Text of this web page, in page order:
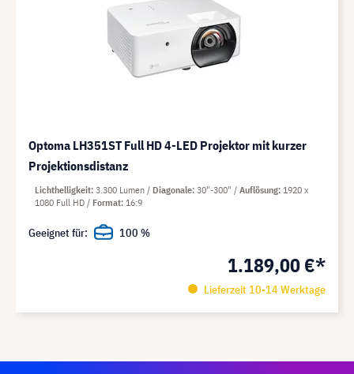
Optoma LH351ST Full HD 4-LED Projektor mit kurzer
Projektionsdistanz
1.189,00 €*
Lieferzeit 10-14 Werktage
Lichthelligkeit 3.300 Lumen Diagonale 30"-300" Auflösung 1920 x
1080 Full HD
Format 16:9
Geeignet für: 100 %